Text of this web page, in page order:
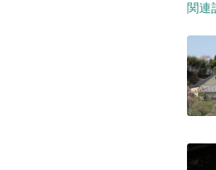
関連